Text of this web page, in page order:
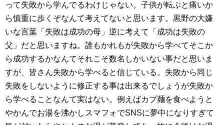
って失敗から学んでるわけじゃない。子供が転ぶと痛いか
ら慎重に歩くぞなんて考えてないと思います。黒野の大嫌
いな言葉「失敗は成功の母」逆に考えて「成功は失敗の
父」だと思いますね。誰もかれもが失敗から学べてそこか
ら成功するかなんてそれこそ数名しかいない事だと思いま
すが、皆さん失敗から学べると信じている。失敗から同じ
失敗をしないように修正する事は出来るでしょうが失敗か
ら学べることなんて実はない。例えばカプ麺を食べようと
やかんでお湯を沸かしスマフォでSNSに夢中になりすぎて